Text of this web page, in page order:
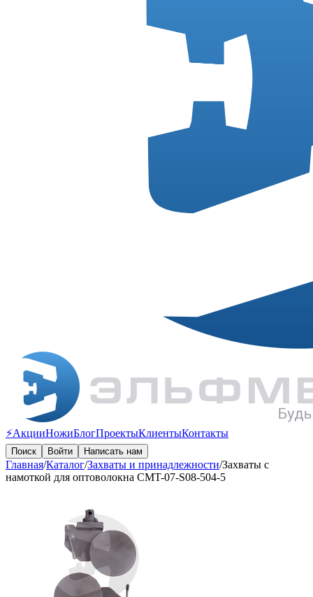
⚡️АкцииНожиБлогПроектыКлиентыКонтакты
Поиск Войти Написать нам
Главная/Каталог/Захваты и принадлежности/Захваты с
намоткой для оптоволокна CMT-07-S08-504-5